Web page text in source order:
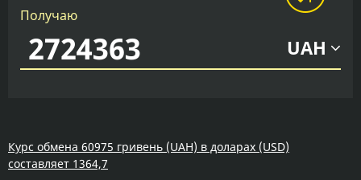
Получаю
UAH
Курс обмена 60975 гривень (UAH) в доларах (USD)
составляет 1364,7